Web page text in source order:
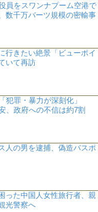
員をスワンナプーム空港で
千万バーツ規模の密輸事
行きたい絶景「ビューポイ
いて再訪
犯罪・暴力が深刻化」
、政府への不信は約7割
人の男を逮捕、偽造パスポ
った中国人女性旅行者、親
光警察へ